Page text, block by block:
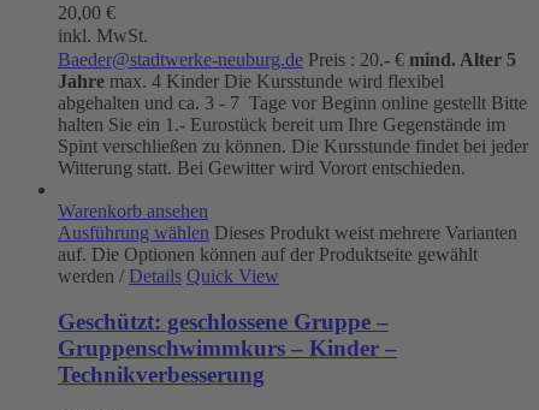
20,00 €
inkl. MwSt.
Baeder@stadtwerke-neuburg.de Preis : 20.- € mind. Alter 5
Jahre max. 4 Kinder Die Kursstunde wird flexibel
abgehalten und ca. 3 - 7 Tage vor Beginn online gestellt Bitte
halten Sie ein 1.- Eurostück bereit um Ihre Gegenstände im
Spint verschließen zu können. Die Kursstunde findet bei jeder
Witterung statt. Bei Gewitter wird Vorort entschieden.
Warenkorb ansehen
Ausführung wählen Dieses Produkt weist mehrere Varianten
auf. Die Optionen können auf der Produktseite gewählt
werden / Details Quick View
Geschützt: geschlossene Gruppe –
Gruppenschwimmkurs – Kinder –
Technikverbesserung